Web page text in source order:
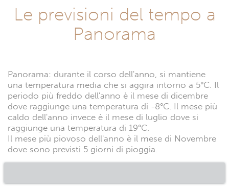
Le previsioni del tempo a
Panorama
Panorama: durante il corso dell'anno, si mantiene
una temperatura media che si aggira intorno a 5°C. Il
periodo più freddo dell'anno è il mese di dicembre
dove raggiunge una temperatura di -8°C. Il mese più
caldo dell'anno invece è il mese di luglio dove si
raggiunge una temperatura di 19°C.
Il mese più piovoso dell'anno è il mese di Novembre
dove sono previsti 5 giorni di pioggia.